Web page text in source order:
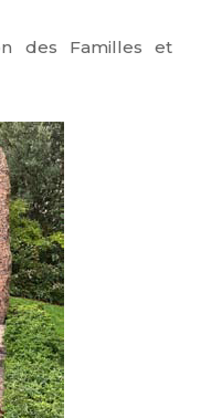
des Familles et